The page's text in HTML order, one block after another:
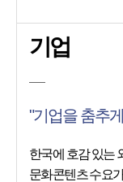
기업
"기업을 춤추
한국에 호감 있는
문화콘텐츠 수요